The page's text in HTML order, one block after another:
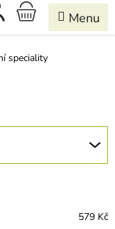
NÁKUPNÍ
KOŠÍK
speciality
579 Kč